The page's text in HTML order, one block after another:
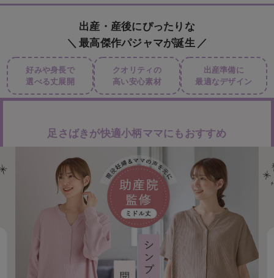
出産・産後にぴったりな
最高傑作パジャマが誕生
好みや身長で
選べる丈展開
クオリティの
高い安心素材
出産準備に
最適なデザイン
足さばきが快適小柄ママにもおすすめ